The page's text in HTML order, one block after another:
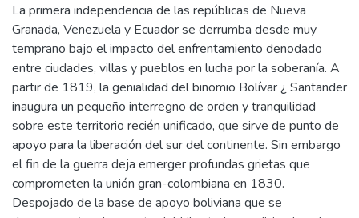
La primera independencia de las repúblicas de Nueva
Granada, Venezuela y Ecuador se derrumba desde muy
temprano bajo el impacto del enfrentamiento denodado
entre ciudades, villas y pueblos en lucha por la soberanía. A
partir de 1819, la genialidad del binomio Bolívar ¿ Santander
inaugura un pequeño interregno de orden y tranquilidad
sobre este territorio recién unificado, que sirve de punto de
apoyo para la liberación del sur del continente. Sin embargo
el fin de la guerra deja emerger profundas grietas que
comprometen la unión gran-colombiana en 1830.
Despojado de la base de apoyo boliviana que se